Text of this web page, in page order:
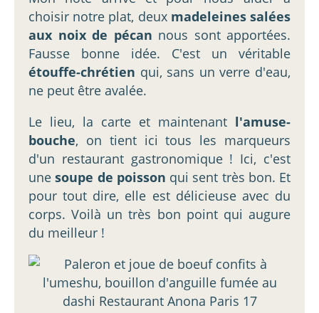
choisir notre plat, deux madeleines salées
aux noix de pécan nous sont apportées.
Fausse bonne idée. C'est un véritable
étouffe-chrétien qui, sans un verre d'eau,
ne peut être avalée.
Le lieu, la carte et maintenant l'amuse-
bouche, on tient ici tous les marqueurs
d'un restaurant gastronomique ! Ici, c'est
unesoupe de poisson qui sent très bon. Et
pour tout dire, elle est délicieuse avec du
corps. Voilà un très bon point qui augure
du meilleur !